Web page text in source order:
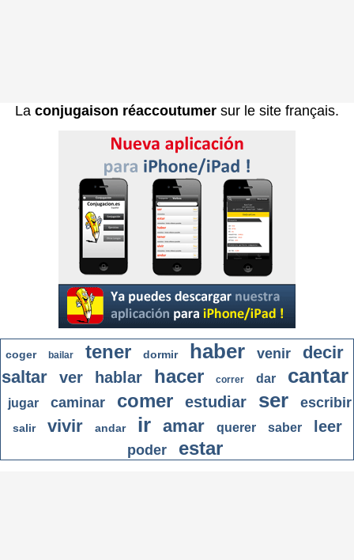
La conjugaison réaccoutumer sur le site français.
coger bailar tener dormir haber venir
decir
saltar
ver hablar hacer correr dar cantar
jugar caminar comer estudiar ser escribir
salir vivir andar ir amar querer saber leer
poder estar